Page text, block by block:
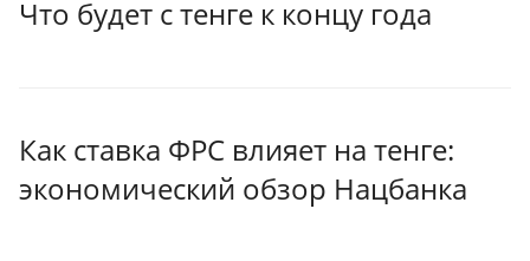
Что будет с тенге к концу года
Как ставка ФРС влияет на тенге:
экономический обзор Нацбанка